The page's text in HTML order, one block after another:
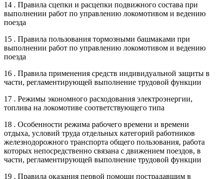
14 . Правила сцепки и расцепки подвижного состава при
выполнении работ по управлению локомотивом и ведению
поезда
15 . Правила пользования тормозными башмаками при
выполнении работ по управлению локомотивом и ведению
поезда
16 . Правила применения средств индивидуальной защиты в
части, регламентирующей выполнение трудовой функции
17 . Режимы экономного расходования электроэнергии,
топлива на локомотиве соответствующего типа
18 . Особенности режима рабочего времени и времени
отдыха, условий труда отдельных категорий работников
железнодорожного транспорта общего пользования, работа
которых непосредственно связана с движением поездов, в
части, регламентирующей выполнение трудовой функции
19 . Правила оказания первой помощи пострадавшим в